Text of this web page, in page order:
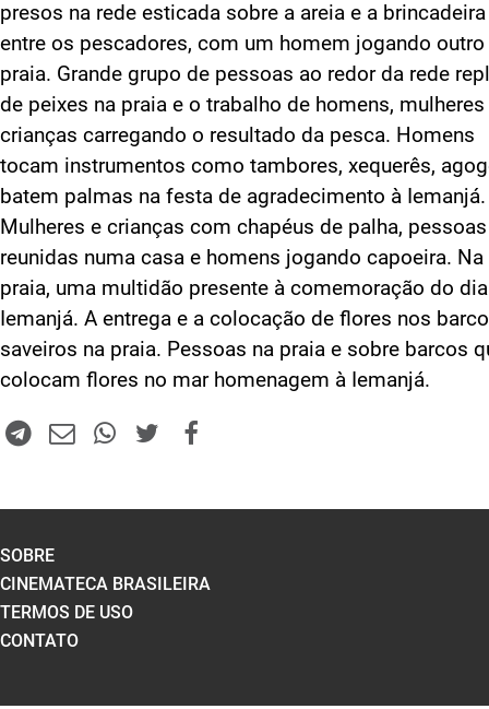
presos na rede esticada sobre a areia e a brincadeira
entre os pescadores, com um homem jogando outro
praia. Grande grupo de pessoas ao redor da rede
de peixes na praia e o trabalho de homens, mulheres
crianças carregando o resultado da pesca. Homens
tocam instrumentos como tambores, xequerês,
batem palmas na festa de agradecimento à Iemanjá.
Mulheres e crianças com chapéus de palha, pessoas
reunidas numa casa e homens jogando capoeira. Na
praia, uma multidão presente à comemoração do
Iemanjá. A entrega e a colocação de flores nos
saveiros na praia. Pessoas na praia e sobre barcos
colocam flores no mar homenagem à Iemanjá.
SOBRE
CINEMATECA BRASILEIRA
TERMOS DE USO
CONTATO